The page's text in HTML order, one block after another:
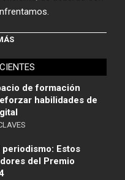
de formación
habilidades de
Estos
del Premio